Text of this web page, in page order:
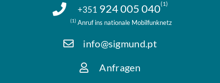
+351 924 005 040(1)
(1)Anruf ins nationale Mobilfunknetz
info@sigmund.pt
Anfragen